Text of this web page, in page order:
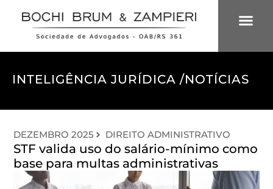
INTELIGÊNCIA JURÍDICA /NOTÍCIAS
DEZEMBRO 2025 DIREITO ADMINISTRATIVO
STF valida uso do salário-mínimo como
base para multas administrativas